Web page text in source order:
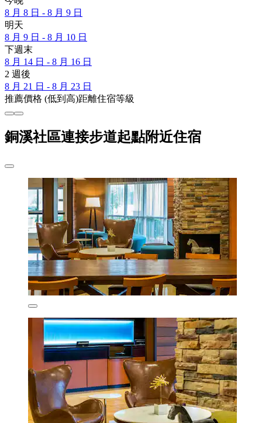
8 月 8 日 - 8 月 9 日
明天
8 月 9 日 - 8 月 10 日
下週末
8 月 14 日 - 8 月 16 日
2 週後
8 月 21 日 - 8 月 23 日
推薦價格 (低到高)距離住宿等級
銅溪社區連接步道起點附近住宿